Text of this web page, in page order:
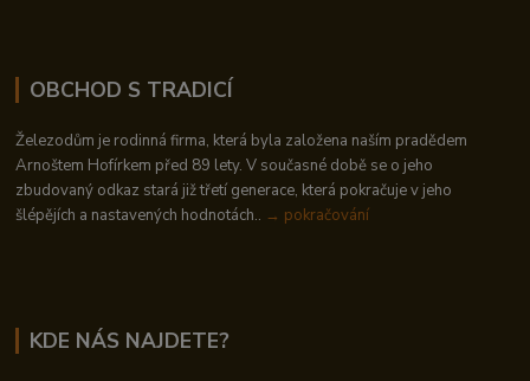
OBCHOD S TRADICÍ
Železodům je rodinná firma, která byla založena naším pradědem
Arnoštem Hofírkem před 89 lety. V současné době se o jeho
zbudovaný odkaz stará již třetí generace, která pokračuje v jeho
šlépějích a nastavených hodnotách.. → pokračování
KDE NÁS NAJDETE?